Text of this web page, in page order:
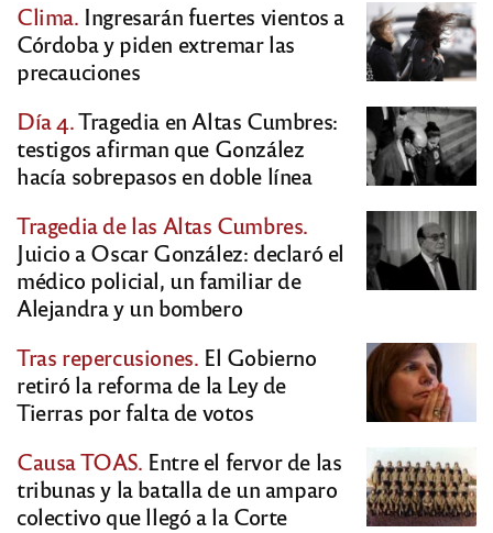
Clima. Ingresarán fuertes vientos a
Córdoba y piden extremar las
precauciones
Día 4.Tragedia en Altas Cumbres:
testigos afirman que González
hacía sobrepasos en doble línea
Tragedia de las Altas Cumbres.
Juicio a Oscar González: declaró el
médico policial, un familiar de
Alejandra y un bombero
Tras repercusiones. El Gobierno
retiró la reforma de la Ley de
Tierras por falta de votos
Causa TOAS. Entre el fervor de las
tribunas y la batalla de un amparo
colectivo que llegó a la Corte